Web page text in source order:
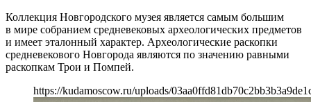
Коллекция Новгородского музея является самым большим
в мире собранием средневековых археологических предметов
и имеет эталонный характер. Археологические раскопки
средневекового Новгорода являются по значению равными
раскопкам Трои и Помпей.
https://kudamoscow.ru/uploads/